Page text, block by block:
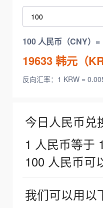
100 人民币（CNY）=
19633韩元（
反向汇率：1 KRW =
今日人民币兑
1 人民币等于
100 人民币可
我们可以用以